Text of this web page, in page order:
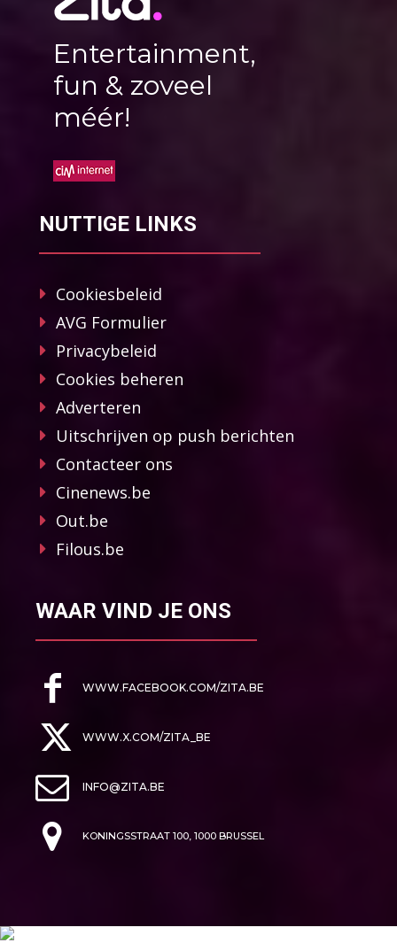
Entertainment,
fun & zoveel
méér!
NUTTIGE LINKS
Cookiesbeleid
AVG Formulier
Privacybeleid
Cookies beheren
Adverteren
Uitschrijven op push berichten
Contacteer ons
Cinenews.be
Out.be
Filous.be
WAAR VIND JE ONS
WWW.FACEBOOK.COM/ZITA.BE
WWW.X.COM/ZITA_BE
INFO@ZITA.BE
KONINGSSTRAAT 100, 1000 BRUSSEL